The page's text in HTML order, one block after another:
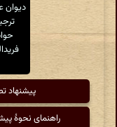
دیوان
پیشنهاد
راهنمای نحوهٔ